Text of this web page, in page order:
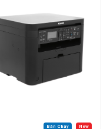
Bán Chạy New